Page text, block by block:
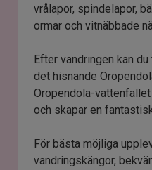
vrålapor, spindelapor,
ormar och vitnäbbade
Efter vandringen kan
det hisnande
Oropendola-
och skapar en
För bästa möjliga
vandringskängor,